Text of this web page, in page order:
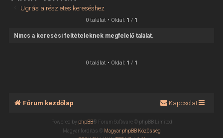
Ugrás a részletes kereséshez
0 találat • Oldal: 1 / 1
Nincs a keresési feltételeknek megfelelő találat.
0 találat • Oldal: 1 / 1
Fórum kezdőlap Kapcsolat
Powered by phpBB® Forum Software © phpBB Limited
Magyar fordítás ©
Magyar phpBB Közösség